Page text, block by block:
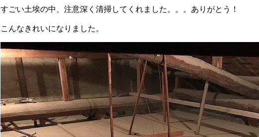
すごい土埃の中、注意深く清掃してくれました。。。ありがとう！
こんなきれいになりました。